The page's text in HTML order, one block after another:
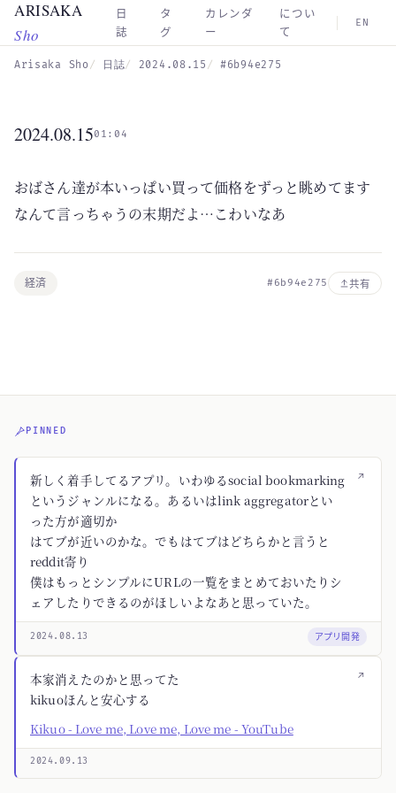
Skip to main content
ARISAKA
Sho
日
誌
タ
グ
カレンダ
ー
につい
て
EN
Arisaka Sho 日誌 2024.08.15 #6b94e275
2024.08.1501:04
おばさん達が本いっぱい買って価格をずっと眺めてます
なんて言っちゃうの末期だよ…こわいなあ
経済 #6b94e275 共有
PINNED
↗
新しく着手してるアプリ。いわゆるsocial bookmarking
というジャンルになる。あるいはlink aggregatorとい
った方が適切か
はてブが近いのかな。でもはてブはどちらかと言うと
reddit寄り
僕はもっとシンプルにURLの一覧をまとめておいたりシ
ェアしたりできるのがほしいよなあと思っていた。
2024.08.13 アプリ開発
↗
本家消えたのかと思ってた
kikuoほんと安心する
Kikuo - Love me, Love me, Love me - YouTube
2024.09.13